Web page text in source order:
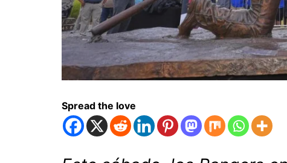
Spread the love